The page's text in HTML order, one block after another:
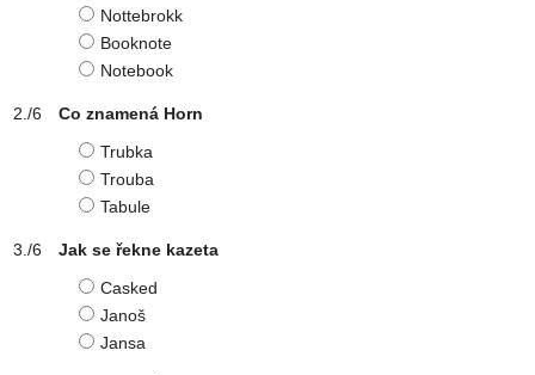
Nottebrokk
Booknote
Notebook
Co znamená Horn
Trubka
Trouba
Tabule
Jak se řekne kazeta
Casked
Janoš
Jansa